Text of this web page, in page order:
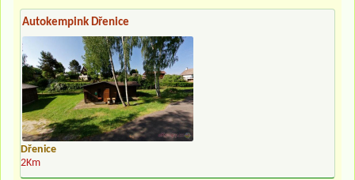
Autokempink Dřenice
Dřenice
2Km